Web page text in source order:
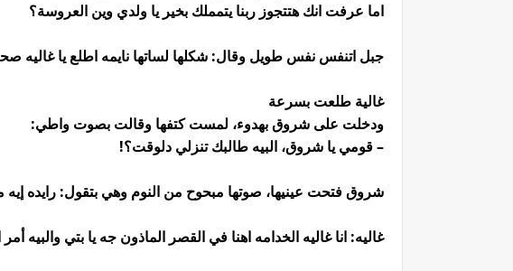
اما عرفت انك هتتجوز ربنا يتمملك بخير يا ولدي وين العروسة؟
جبل اتنفس نفس طويل وقال: شكلها لساتها نايمه اطلع يا غاليه
غالية طلعت بسرعة
ودخلت على شروق بهدوء، لمست كتفها وقالت بصوت واطي:
– قومي يا شروق، البيه طالبك تنزلي دلوقت؟!
شروق فتحت عينيها، صوتها مبحوح من النوم وهي بتقول: رايده
غاليه: انا غاليه الخدامه اهنا في القصر الماذون جه يا بتي والبيه